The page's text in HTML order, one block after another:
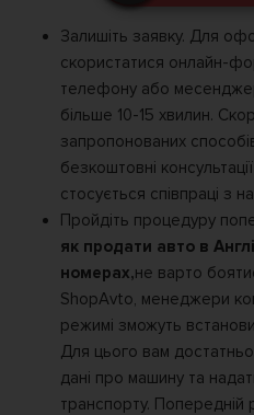
Залишіть заявку. Для
скористатися онлайн-
телефону або
більше 10-15 хвилин.
запропонованих
безкоштовні
стосується співпраці з
Пройдіть процедуру
як продати авто в
номерах,не варто
ShopAvto, менеджери
режимі зможуть
Для цього вам
дані про машину та
транспорту. Попередній